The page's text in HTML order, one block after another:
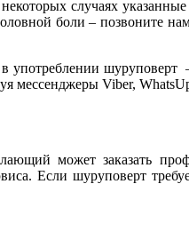
случаях
боли – позвоните
шуруповерт –
мессенджеры Viber,
может заказать
Если шуруповерт